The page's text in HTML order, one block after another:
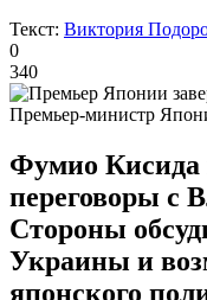
Текст: Виктория
0
340
Премьер-министр
Фумио Кисида
переговоры с
Стороны
Украины и
японского